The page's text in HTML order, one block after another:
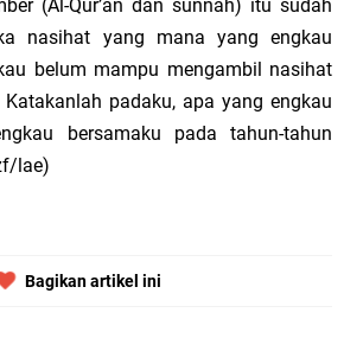
(Al-Qur’an dan sunnah) itu sudah
nasihat yang mana yang engkau
belum mampu mengambil nasihat
padaku, apa yang engkau
bersamaku pada tahun-tahun
lae)
Bagikan artikel ini